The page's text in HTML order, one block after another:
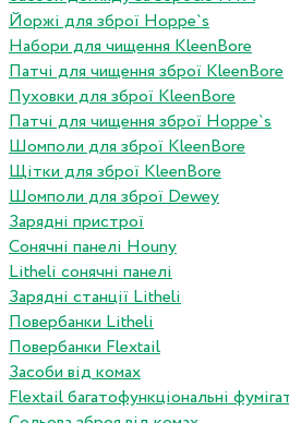
Йоржі для зброї Hoppe`s
Набори для чищення KleenBore
Патчі для чищення зброї KleenBore
Пуховки для зброї KleenBore
Патчі для чищення зброї Hoppe`s
Шомполи для зброї KleenBore
Щітки для зброї KleenBore
Шомполи для зброї Dewey
Зарядні пристрої
Сонячні панелі Houny
Litheli сонячні панелі
Зарядні станції Litheli
Повербанки Litheli
Повербанки Flextail
Засоби від комах
Flextail багатофункціональні